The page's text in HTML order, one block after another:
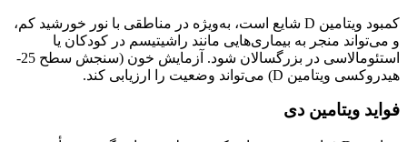
کمبود ویتامین D شایع است، به‌ویژه در مناطقی با نور خورشید کم،
و می‌تواند منجر به بیماری‌هایی مانند راشیتیسم در کودکان یا
استئومالاسی در بزرگسالان شود. آزمایش خون (سنجش سطح 25-
هیدروکسی ویتامین D) می‌تواند وضعیت را ارزیابی کند.
فواید ویتامین دی